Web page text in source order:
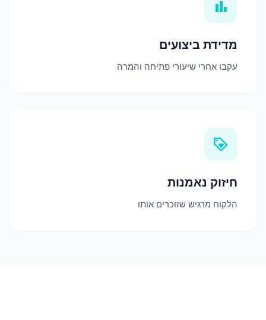
bar_chart
מדידת ביצועים
עקבו אחרי שיעורי פתיחה והמרה
loyalty
חיזוק נאמנות
הלקוח מרגיש שזוכרים אותו